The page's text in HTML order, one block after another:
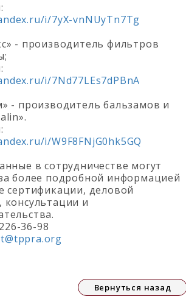
i/7yX-vnNUyTn7Tg
- производитель фильтров
i/7Nd77LEs7dPBnA
- производитель бальзамов и
i/W9F8FNjG0hk5GQ
в сотрудничестве могут
более подробной информацией
сертификации, деловой
и
36-98
Вернуться назад